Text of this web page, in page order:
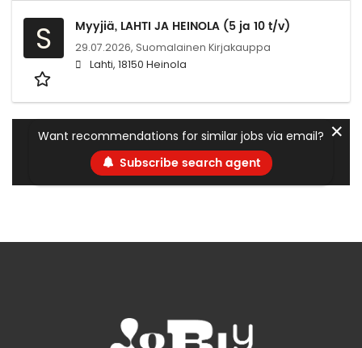
S Myyjiä, LAHTI JA HEINOLA (5 ja 10 t/v)
29.07.2026, Suomalainen Kirjakauppa
Lahti, 18150 Heinola
Want recommendations for similar jobs via email?
Subscribe search agent
✕